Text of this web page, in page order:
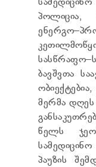
ᲢᲔᲜᲓᲔᲠᲔᲑᲘ
ᲞᲐᲠᲚᲐᲛᲔᲜᲢᲘᲡᲗᲕᲘᲡ
ᲡᲐᲯᲐᲠᲝ
ᲞᲔᲠᲡᲝᲜᲐᲚᲣᲠ
ᲝᲤᲘᲪᲔᲠᲘ
ᲡᲐᲛᲐᲠᲗᲚᲔᲑᲠᲘᲕᲘ
ᲒᲐᲡᲐᲩᲘᲕᲠᲔᲑᲘᲡ
პოლიცია,
ბავშვთა
მერმა დღეს
წელს
პაუზის